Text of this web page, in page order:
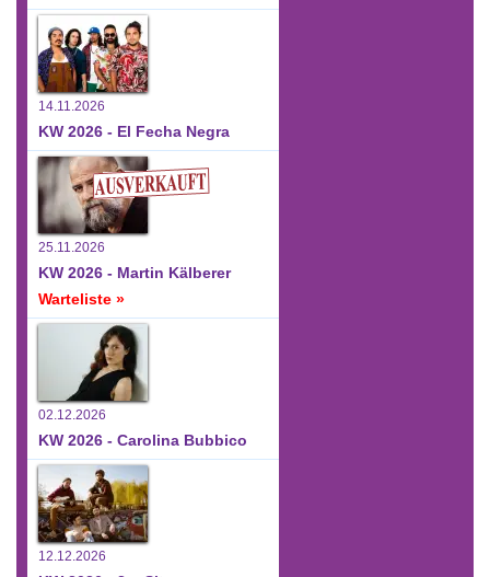
14.11.2026
KW 2026 - El Fecha Negra
25.11.2026
KW 2026 - Martin Kälberer
Warteliste »
02.12.2026
KW 2026 - Carolina Bubbico
12.12.2026